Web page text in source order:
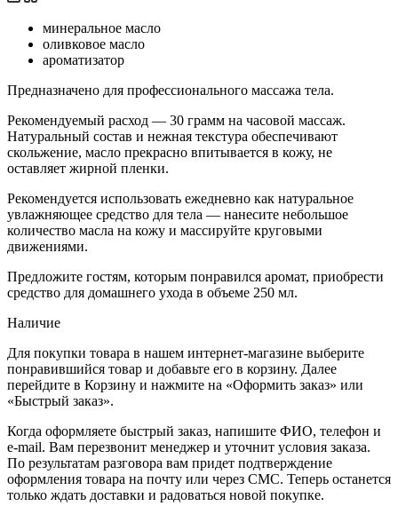
минеральное масло
оливковое масло
ароматизатор
Предназначено для профессионального массажа тела.
Рекомендуемый расход — 30 грамм на часовой массаж.
Натуральный состав и нежная текстура обеспечивают
скольжение, масло прекрасно впитывается в кожу, не
оставляет жирной пленки.
Рекомендуется использовать ежедневно как натуральное
увлажняющее средство для тела — нанесите небольшое
количество масла на кожу и массируйте круговыми
движениями.
Предложите гостям, которым понравился аромат, приобрести
средство для домашнего ухода в объеме 250 мл.
Наличие
Для покупки товара в нашем интернет-магазине выберите
понравившийся товар и добавьте его в корзину. Далее
перейдите в Корзину и нажмите на «Оформить заказ» или
«Быстрый заказ».
Когда оформляете быстрый заказ, напишите ФИО, телефон и
e-mail. Вам перезвонит менеджер и уточнит условия заказа.
По результатам разговора вам придет подтверждение
оформления товара на почту или через СМС. Теперь останется
только ждать доставки и радоваться новой покупке.